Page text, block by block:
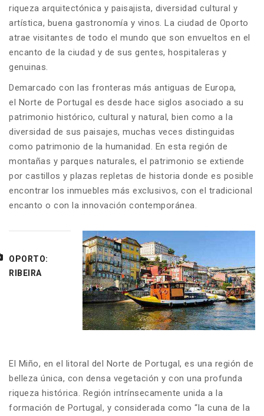
riqueza arquitectónica y paisajista, diversidad cultural y
artística, buena gastronomía y vinos. La ciudad de Oporto
atrae visitantes de todo el mundo que son envueltos en el
encanto de la ciudad y de sus gentes, hospitaleras y
genuinas.
Demarcado con las fronteras más antiguas de Europa,
el Norte de Portugal es desde hace siglos asociado a su
patrimonio histórico, cultural y natural, bien como a la
diversidad de sus paisajes, muchas veces distinguidas
como patrimonio de la humanidad. En esta región de
montañas y parques naturales, el patrimonio se extiende
por castillos y plazas repletas de historia donde es posible
encontrar los inmuebles más exclusivos, con el tradicional
encanto o con la innovación contemporánea.
OPORTO:
RIBEIRA
El Miño, en el litoral del Norte de Portugal, es una región de
belleza única, con densa vegetación y con una profunda
riqueza histórica. Región intrínsecamente unida a la
formación de Portugal, y considerada como “la cuna de la